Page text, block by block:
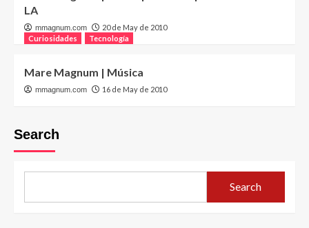
LA
mmagnum.com
20 de May de 2010
Curiosidades
Tecnología
Mare Magnum | Música
mmagnum.com 16 de May de 2010
Search
Search